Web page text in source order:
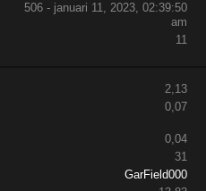
506 - januari 11, 2023, 02:39:50
am
11
2,13
0,07
0,04
31
GarField000